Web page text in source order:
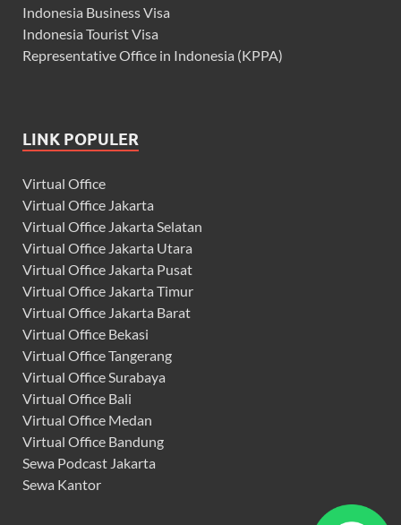
Indonesia Business Visa
Indonesia Tourist Visa
Representative Office in Indonesia (KPPA)
LINK POPULER
Virtual Office
Virtual Office Jakarta
Virtual Office Jakarta Selatan
Virtual Office Jakarta Utara
Virtual Office Jakarta Pusat
Virtual Office Jakarta Timur
Virtual Office Jakarta Barat
Virtual Office Bekasi
Virtual Office Tangerang
Virtual Office Surabaya
Virtual Office Bali
Virtual Office Medan
Virtual Office Bandung
Sewa Podcast Jakarta
Sewa Kantor